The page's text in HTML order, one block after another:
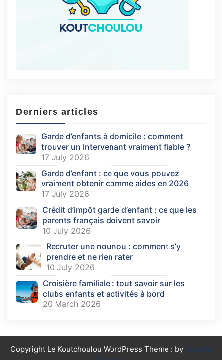
Derniers articles
Garde d’enfants à domicile : comment
trouver un intervenant vraiment fiable ?
17 July 2026
Garde d’enfant : ce que vous pouvez
vraiment obtenir comme aides en 2026
17 July 2026
Crédit d’impôt garde d’enfant : ce que les
parents français doivent savoir
10 July 2026
Recruter une nounou : comment s’y
prendre et ne rien rater
10 July 2026
Croisière familiale : tout savoir sur les
clubs enfants et activités à bord
20 March 2026
Copyright Le Koutchoulou WordPress Theme : by Sparkle